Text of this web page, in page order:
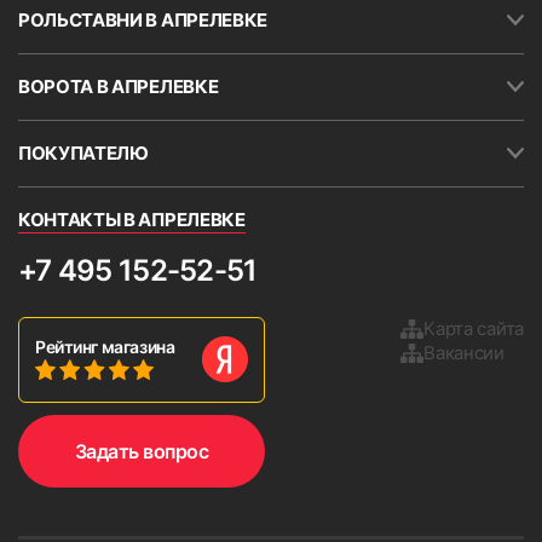
РОЛЬСТАВНИ В АПРЕЛЕВКЕ
ВОРОТА В АПРЕЛЕВКЕ
ПОКУПАТЕЛЮ
КОНТАКТЫ В АПРЕЛЕВКЕ
+7 495 152-52-51
Рейтинг магазина
Карта сайта
Вакансии
Задать вопрос